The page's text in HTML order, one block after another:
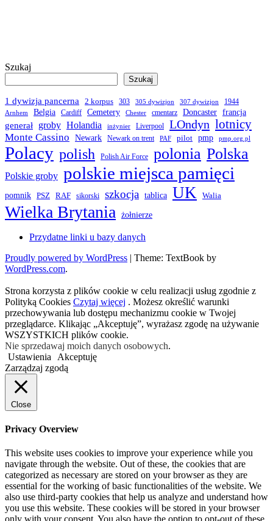
Szukaj
Szukaj
1 dywizja pancerna 2 korpus 303 305 dywizjon 307 dywizjon 1944
Arnhem Belgia Cardiff Cemetery Chester cmentarz Doncaster francja
generał
groby Holandia inżynier Liverpool LOndyn lotnicy
Monte Cassino Newark Newark on trent PAF pilot pmp pmp.org.pl
Polacy polish Polish Air Force polonia Polska
Polskie groby polskie miejsca pamięci
pomnik PSZ RAF sikorski szkocja tablica UK Walia
Wielka Brytania żołnierze
Przydatne linki u bazy danych
Proudly powered by WordPress | Theme: TextBook by
WordPress.com.
Strona korzysta z plików cookie w celu realizacji usług zgodnie z
Polityką Cookies Czytaj więcej . Możesz określić warunki
przechowywania lub dostępu mechanizmu cookie w Twojej
przeglądarce. Klikając „Akceptuję”, wyrażasz zgodę na używanie
WSZYSTKICH plików cookie.
Nie sprzedawaj moich danych osobowych.
Ustawienia
Akceptuję
Zarządzaj zgodą
Close
Privacy Overview
This website uses cookies to improve your experience while you
navigate through the website. Out of these, the cookies that are
categorized as necessary are stored on your browser as they are
essential for the working of basic functionalities of the website. We
also use third-party cookies that help us analyze and understand how
you use this website. These cookies will be stored in your browser